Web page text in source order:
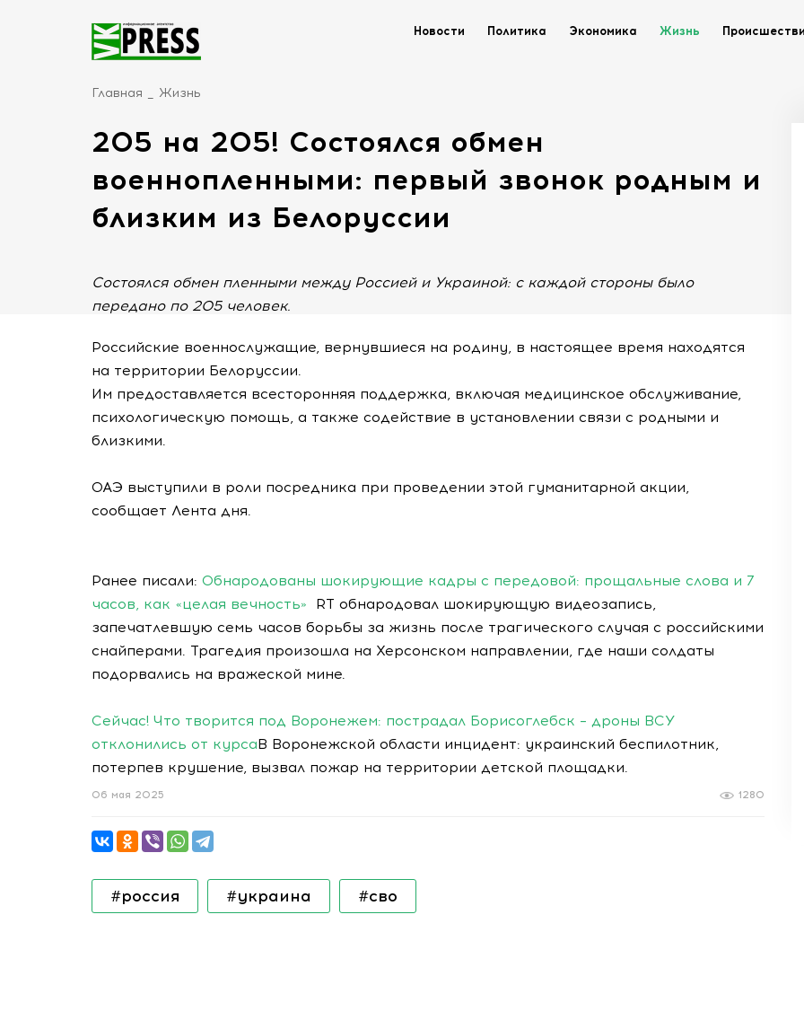
Новости Политика Экономика Жизнь
Главная Жизнь
205 на 205! Состоялся обмен
военнопленными: первый звонок родным и
близким из Белоруссии
Состоялся обмен пленными между Россией и Украиной: с каждой стороны было
передано по 205 человек.
Российские военнослужащие, вернувшиеся на родину, в настоящее время находятся
на территории Белоруссии.
Им предоставляется всесторонняя поддержка, включая медицинское обслуживание,
психологическую помощь, а также содействие в установлении связи с родными и
близкими.
ОАЭ выступили в роли посредника при проведении этой гуманитарной акции,
сообщает Лента дня.
Ранее писали: Обнародованы шокирующие кадры с передовой: прощальные слова и 7
часов, как «целая вечность» RT обнародовал шокирующую видеозапись,
запечатлевшую семь часов борьбы за жизнь после трагического случая с российскими
снайперами. Трагедия произошла на Херсонском направлении, где наши солдаты
подорвались на вражеской мине.
Сейчас! Что творится под Воронежем: пострадал Борисоглебск – дроны ВСУ
отклонились от курсаВ Воронежской области инцидент: украинский беспилотник,
потерпев крушение, вызвал пожар на территории детской площадки.
1280
06 мая 2025
#россия #украина #сво